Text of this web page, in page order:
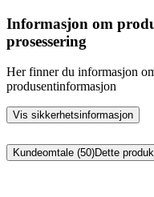
Informasjon om
prosessering
Her finner du informasjon
produsentinformasjon
Vis sikkerhetsinformasjon
Kundeomtale (50)Dette